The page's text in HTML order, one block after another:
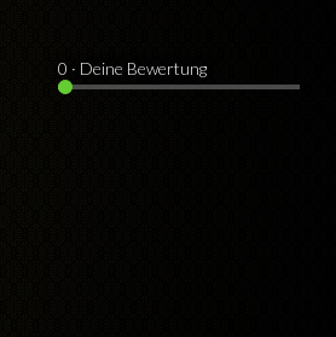
0 · Deine Bewertung